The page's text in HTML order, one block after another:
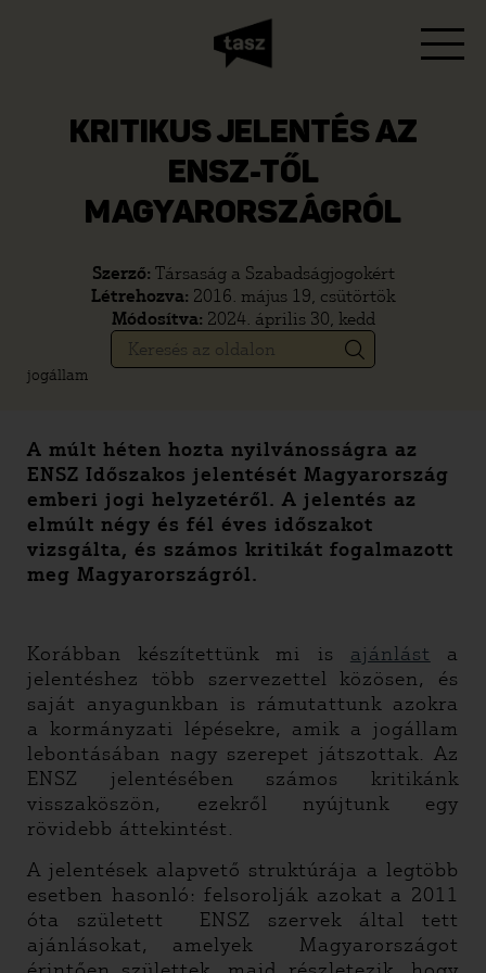
KRITIKUS JELENTÉS AZ
ENSZ-TŐL
MAGYARORSZÁGRÓL
Szerző: Társaság a Szabadságjogokért
Létrehozva: 2016. május 19, csütörtök
Módosítva: 2024. április 30, kedd
jogállam
A múlt héten hozta nyilvánosságra az
ENSZ Időszakos jelentését Magyarország
emberi jogi helyzetéről. A jelentés az
elmúlt négy és fél éves időszakot
vizsgálta, és számos kritikát fogalmazott
meg Magyarországról.
Korábban készítettünk mi is ajánlást a
jelentéshez több szervezettel közösen, és
saját anyagunkban is rámutattunk azokra
a kormányzati lépésekre, amik a jogállam
lebontásában nagy szerepet játszottak. Az
ENSZ jelentésében számos kritikánk
visszaköszön, ezekről nyújtunk egy
rövidebb áttekintést.
A jelentések alapvető struktúrája a legtöbb
esetben hasonló: felsorolják azokat a 2011
óta született ENSZ szervek által tett
ajánlásokat, amelyek Magyarországot